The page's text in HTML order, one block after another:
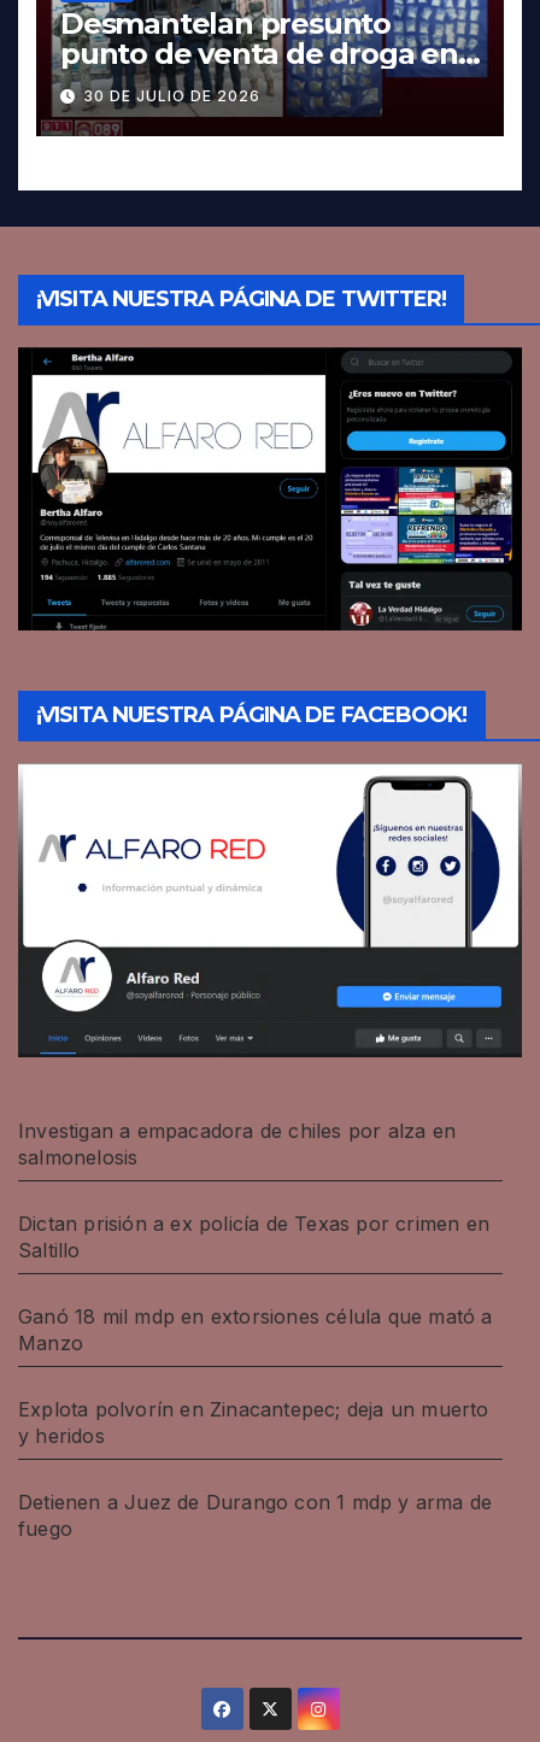
Desmantelan presunto
punto de venta de droga en
Pachuca; hay dos detenidos
30 DE JULIO DE 2026
¡VISITA NUESTRA PÁGINA DE TWITTER!
¡VISITA NUESTRA PÁGINA DE FACEBOOK!
Investigan a empacadora de chiles por alza en
salmonelosis
Dictan prisión a ex policía de Texas por crimen en
Saltillo
Ganó 18 mil mdp en extorsiones célula que mató a
Manzo
Explota polvorín en Zinacantepec; deja un muerto
y heridos
Detienen a Juez de Durango con 1 mdp y arma de
fuego